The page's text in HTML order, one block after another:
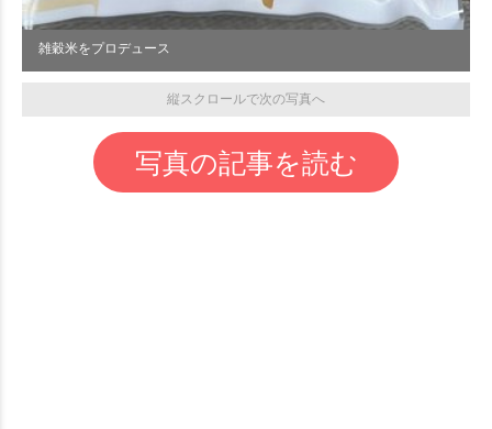
雑穀米をプロデュース
縦スクロールで次の写真へ
写真の記事を読む